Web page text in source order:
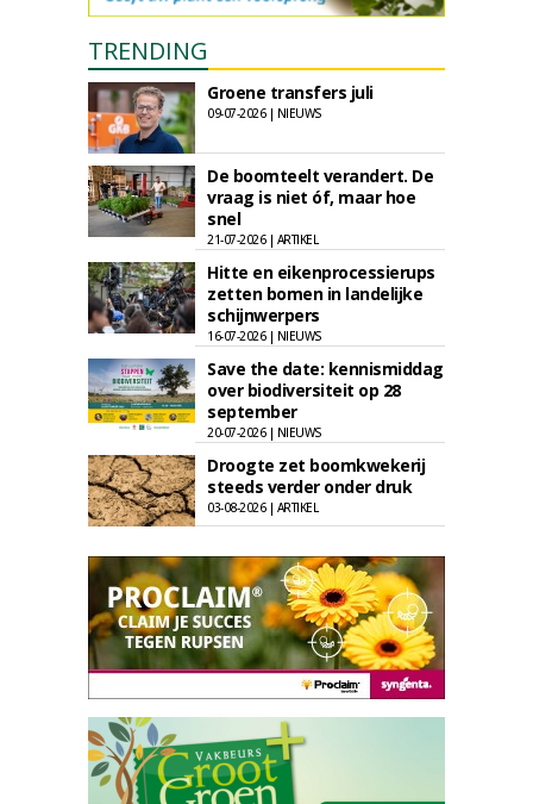
TRENDING
Groene transfers juli
09-07-2026 | NIEUWS
De boomteelt verandert. De
vraag is niet óf, maar hoe
snel
21-07-2026 | ARTIKEL
Hitte en eikenprocessierups
zetten bomen in landelijke
schijnwerpers
16-07-2026 | NIEUWS
Save the date: kennismiddag
over biodiversiteit op 28
september
20-07-2026 | NIEUWS
Droogte zet boomkwekerij
steeds verder onder druk
03-08-2026 | ARTIKEL